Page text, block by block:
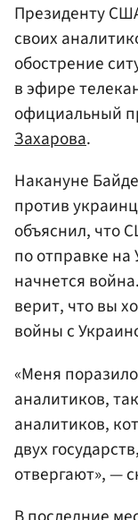
Президенту
своих
обострение
в эфире
официальный
Захарова.
Накануне
против
объяснил, что
по отправке
начнется
верит, что вы
войны с
«Меня
аналитиков,
аналитиков,
двух
отвергают», —